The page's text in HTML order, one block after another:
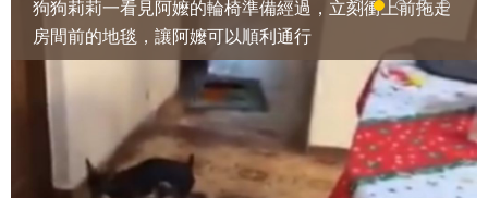
狗狗莉莉一看見阿嬤的輪椅準備經過，立刻衝上前拖走
房間前的地毯，讓阿嬤可以順利通行
1 2 3 4 5